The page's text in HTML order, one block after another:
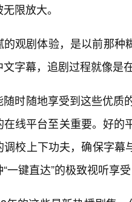
限放大。
的观剧体验，是以前那种
字幕，追剧过程就像是
随时随地享受到这些优质
线平台至关重要。好
调校上下功夫，确保字
一键直达”的极致视听享